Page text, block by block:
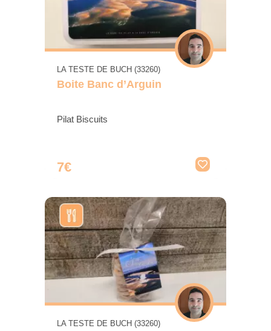
LA TESTE DE BUCH (33260)
Boite Banc d’Arguin
Pilat Biscuits
7€
LA TESTE DE BUCH (33260)